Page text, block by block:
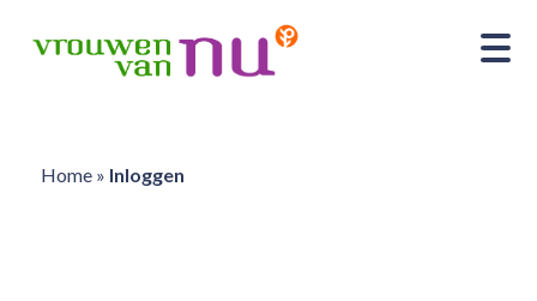
Home» Inloggen